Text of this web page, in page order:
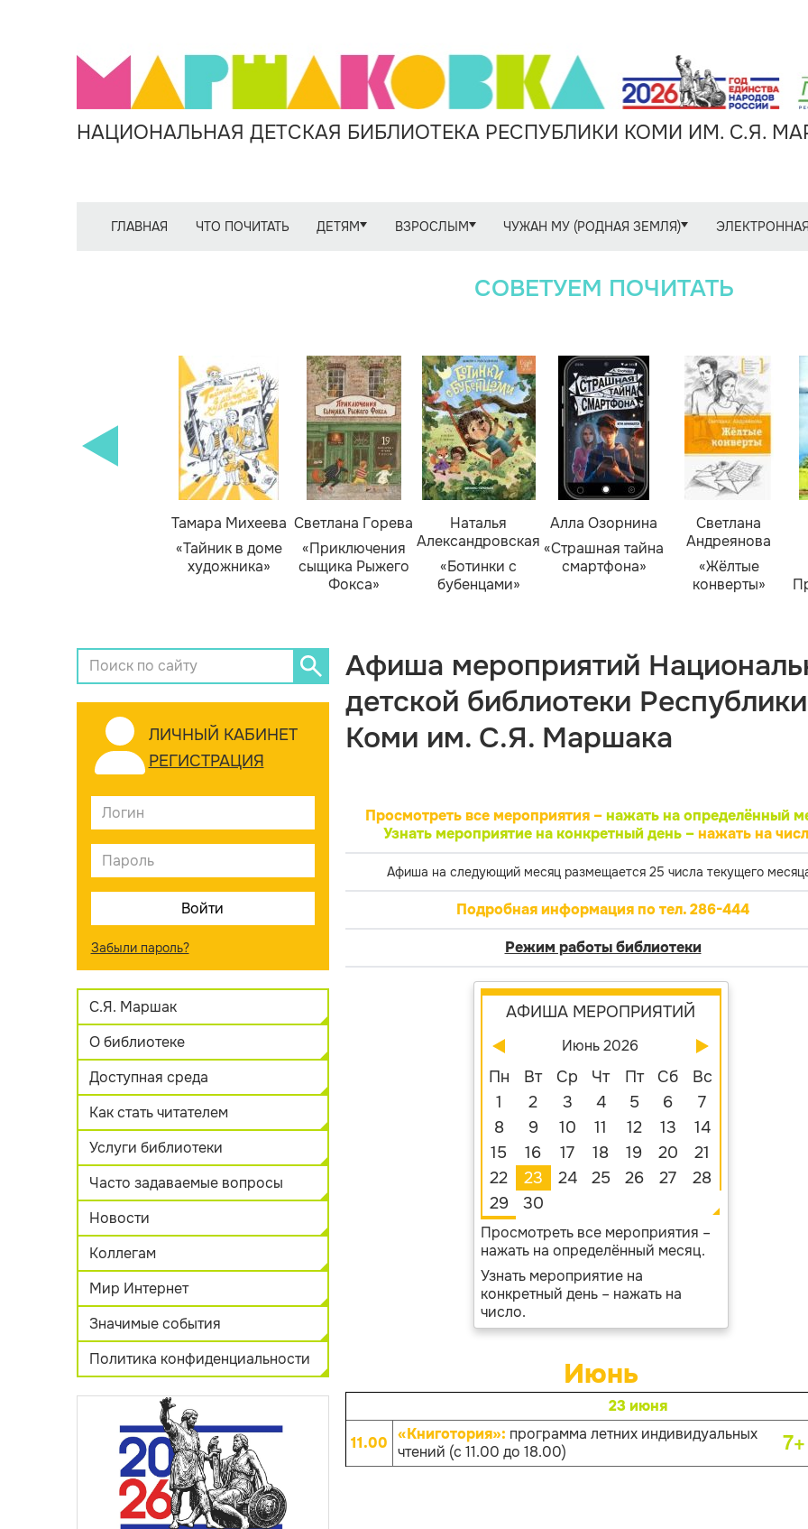
НАЦИОНАЛЬНАЯ ДЕТСКАЯ БИБЛИОТЕКА РЕСПУБЛИКИ КОМИ ИМ. С.Я.
ГЛАВНАЯ ЧТО ПОЧИТАТЬ ДЕТЯМ ВЗРОСЛЫМ ЧУЖАН МУ (РОДНАЯ ЗЕМЛЯ)
СОВЕТУЕМ ПОЧИТАТЬ
Тамара Михеева
«Тайник в доме
художника»
Светлана Горева
«Приключения
сыщика Рыжего
Фокса»
Наталья
Александровская
«Ботинки с
бубенцами»
Алла Озорнина
«Страшная тайна
смартфона»
Светлана
Андреянова
«Жёлтые
конверты»
ЛИЧНЫЙ КАБИНЕТ
РЕГИСТРАЦИЯ
Забыли пароль?
С.Я. Маршак
О библиотеке
Доступная среда
Как стать читателем
Услуги библиотеки
Часто задаваемые вопросы
Новости
Коллегам
Мир Интернет
Значимые события
Политика конфиденциальности
Афиша мероприятий
детской библиотеки Республики
Коми им. С.Я. Маршака
Просмотреть все мероприятия – нажать на определённый
Узнать мероприятие на конкретный день –нажать на
Афиша на следующий месяц размещается 25 числа текущего
Подробная информация по тел. 286-444
Режим работы библиотеки
АФИША МЕРОПРИЯТИЙ
Июнь 2026
Пн Вт Ср Чт Пт Сб
Вс
1
2 3 4 5 6
7
8
9 10 11 12 13
14
15
16 17 18 19 20
21
22
23 24 25 26 27
28
29
30
Просмотреть все мероприятия –
нажать на определённый месяц.
Узнать мероприятие на
конкретный день – нажать на
число.
Июнь
23 июня
11.00 «Книготория»: программа летних индивидуальных
чтений (с 11.00 до 18.00)
7+